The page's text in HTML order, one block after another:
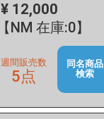
¥ 12,000
【NM 在庫:0】
週間販売数
5点
同名商品
検索